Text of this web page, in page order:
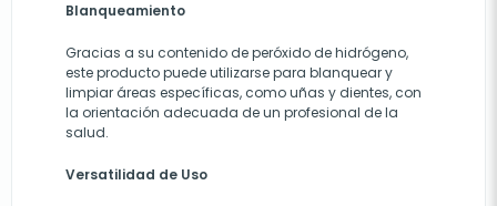
Blanqueamiento
Gracias a su contenido de peróxido de hidrógeno,
este producto puede utilizarse para blanquear y
limpiar áreas específicas, como uñas y dientes, con
la orientación adecuada de un profesional de la
salud.
Versatilidad de Uso